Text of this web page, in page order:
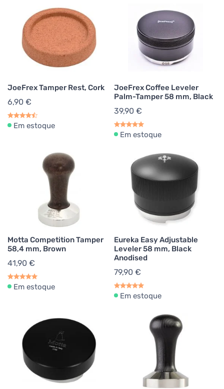
JoeFrex Tamper Rest, Cork
6,90 €
Em estoque
JoeFrex Coffee Leveler
Palm-Tamper 58 mm, Black
39,90 €
Em estoque
Motta Competition Tamper
58,4 mm, Brown
41,90 €
Em estoque
Eureka Easy Adjustable
Leveler 58 mm, Black
Anodised
79,90 €
Em estoque